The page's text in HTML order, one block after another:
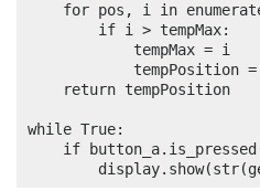
while True: